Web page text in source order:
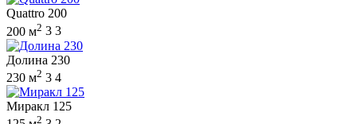
Quattro 200
200 м2 3 3
Долина 230
230 м2 3 4
Миракл 125
2